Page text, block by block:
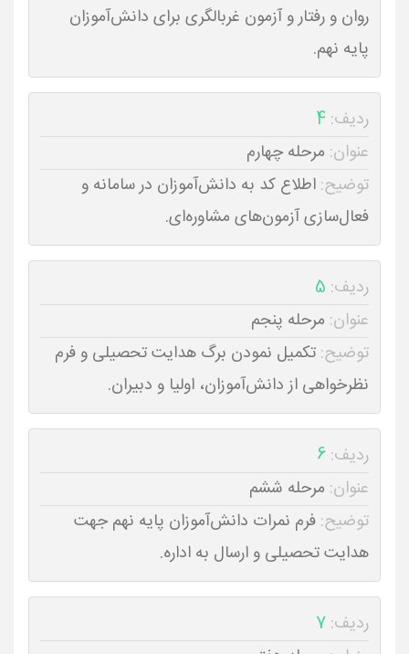
روان و رفتار و آزمون غربالگری برای دانش‌آموزان
پایه نهم.
ردیف: 4
عنوان: مرحله چهارم
توضیح: اطلاع کد به دانش‌آموزان در سامانه و
فعال‌سازی آزمون‌های مشاوره‌ای.
ردیف: 5
عنوان: مرحله پنجم
توضیح: تکمیل نمودن برگ هدایت تحصیلی و فرم
نظرخواهی از دانش‌آموزان، اولیا و دبیران.
ردیف: 6
عنوان: مرحله ششم
توضیح: فرم نمرات دانش‌آموزان پایه نهم جهت
هدایت تحصیلی و ارسال به اداره.
ردیف: 7